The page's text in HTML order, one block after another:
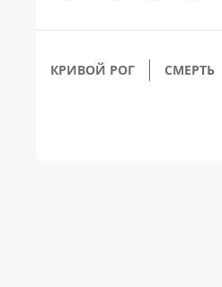
КРИВОЙ РОГ СМЕРТЬ